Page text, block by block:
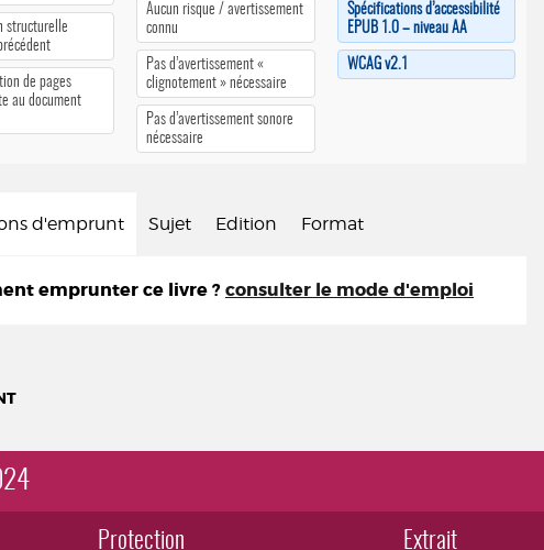
structurelle
de pages
au document
Aucun risque / avertissement
connu
Pas d’avertissement «
clignotement » nécessaire
Pas d’avertissement sonore
nécessaire
Spécifications d’accessibilité
EPUB 1.0 – niveau AA
WCAG v2.1
d'emprunt Sujet Edition Format
emprunter ce livre ? consulter le mode d'emploi
Protection Extrait